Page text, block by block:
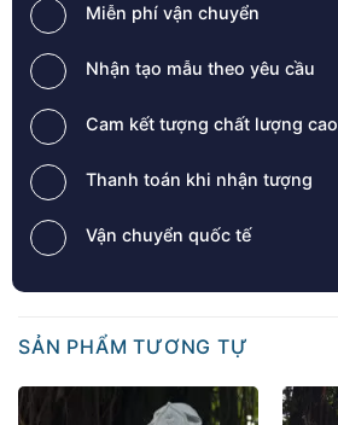
Miễn phí vận chuyển
Nhận tạo mẫu theo yêu cầu
Cam kết tượng chất lượng cao
Thanh toán khi nhận tượng
Vận chuyển quốc tế
SẢN PHẨM TƯƠNG TỰ